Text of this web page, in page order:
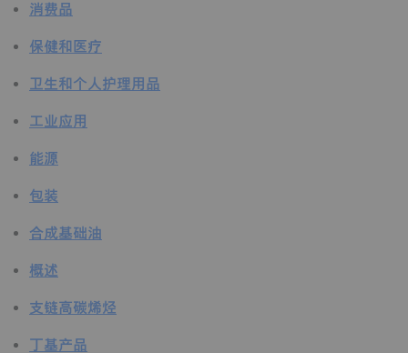
消费品
保健和医疗
卫生和个人护理用品
工业应用
能源
包装
合成基础油
概述
支链高碳烯烃
丁基产品